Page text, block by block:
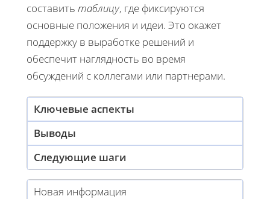
составить таблицу, где фиксируются
основные положения и идеи. Это окажет
поддержку в выработке решений и
обеспечит наглядность во время
обсуждений с коллегами или партнерами.
Ключевые аспекты
Выводы
Следующие шаги
Новая информация